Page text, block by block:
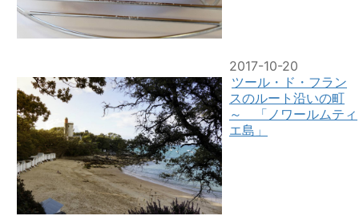
2017-10-20
ツール・ド・フラン
スのルート沿いの町
～ 「ノワールムティ
エ島」